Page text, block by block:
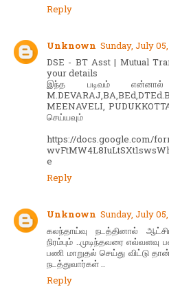
Reply
Unknown Sunday, July
DSE - BT Asst | Mutual
your details
இந்த படிவம் என்னால்
MEENAVELI,
செய்யவும்
https://docs.google.com/
e
Reply
Unknown Sunday, July
கலந்தாய்வு நடத்தினால்
நிரம்பும் ..முடிந்தவரை
பணி மாறுதல் செய்து விட்டு
நடத்துவார்கள் ..
Reply